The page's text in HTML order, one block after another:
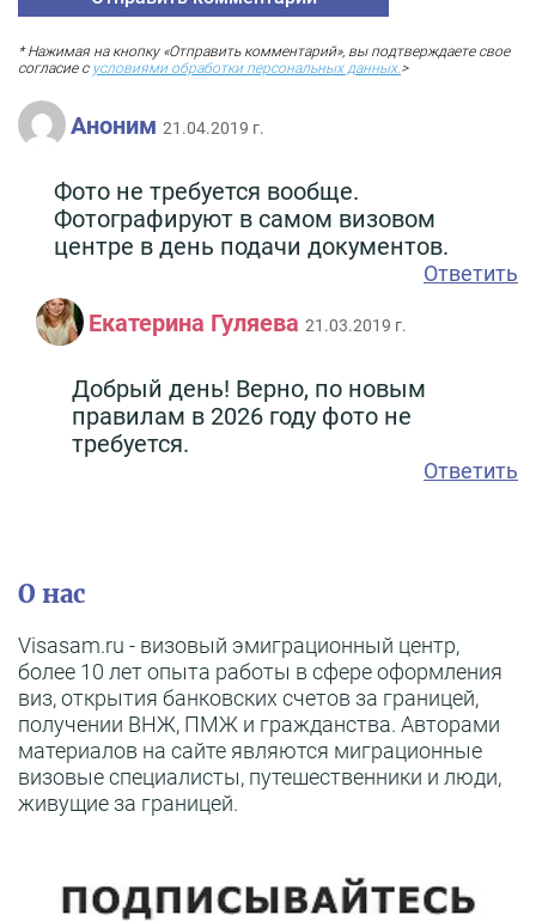
* Нажимая на кнопку «Отправить комментарий», вы подтверждаете свое
согласие с условиями обработки персональных данных.>
Аноним 21.04.2019 г.
Фото не требуется вообще.
Фотографируют в самом визовом
центре в день подачи документов.
Ответить
Екатерина Гуляева 21.03.2019 г.
Добрый день! Верно, по новым
правилам в 2026 году фото не
требуется.
Ответить
О нас
Visasam.ru - визовый эмиграционный центр,
более 10 лет опыта работы в сфере оформления
виз, открытия банковских счетов за границей,
получении ВНЖ, ПМЖ и гражданства. Авторами
материалов на сайте являются миграционные
визовые специалисты, путешественники и люди,
живущие за границей.